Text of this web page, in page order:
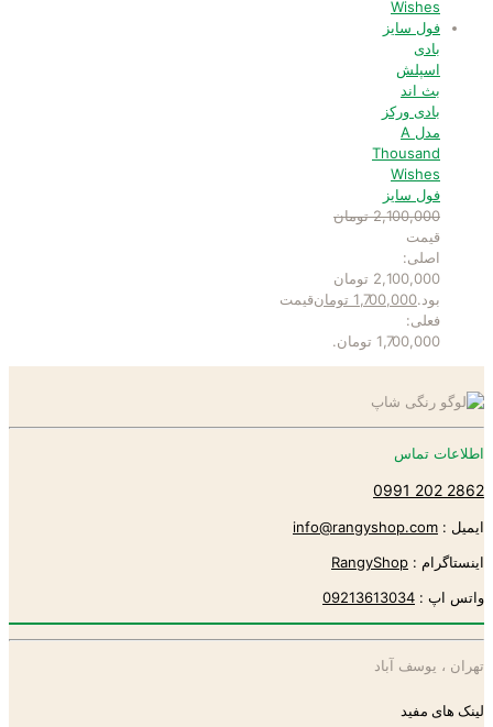
بادی
اسپلش
بث اند
بادی ورکز
مدل A
Thousand
Wishes
فول سایز
2,100,000 تومان
قیمت
اصلی:
2,100,000 تومان
بود.1,700,000 تومانقیمت
فعلی:
1,700,000 تومان.
اطلاعات تماس
2862 202 0991
ایمیل : info@rangyshop.com
اینستاگرام : RangyShop
واتس اپ : 09213613034
تهران ، یوسف آباد
لینک های مفید